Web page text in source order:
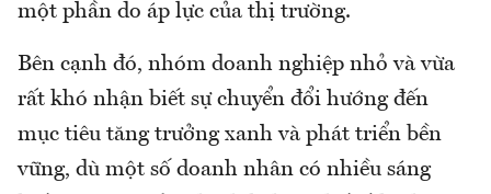
một phần do áp lực của thị trường.
Bên cạnh đó, nhóm doanh nghiệp nhỏ và vừa
rất khó nhận biết sự chuyển đổi hướng đến
mục tiêu tăng trưởng xanh và phát triển bền
vững, dù một số doanh nhân có nhiều sáng